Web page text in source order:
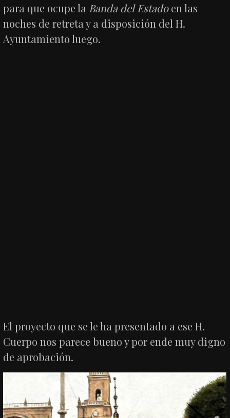
para que ocupe la Banda del Estadoen las
noches de retreta y a disposición del H.
Ayuntamiento luego.
El proyecto que se le ha presentado a ese H.
Cuerpo nos parece bueno y por ende muy digno
de aprobación.